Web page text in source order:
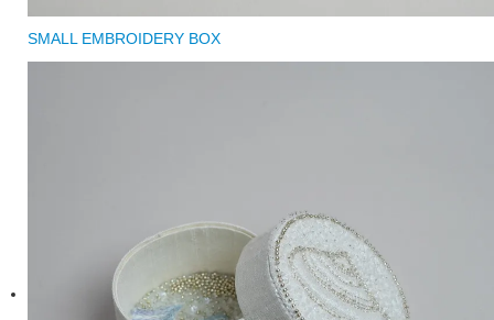
SMALL EMBROIDERY BOX